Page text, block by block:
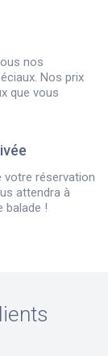
nos
Nos prix
que vous
réservation
attendra à
balade !